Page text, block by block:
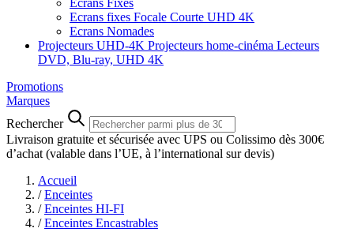
Ecrans Fixes
Ecrans fixes Focale Courte UHD 4K
Ecrans Nomades
Projecteurs UHD-4K Projecteurs home-cinéma Lecteurs
DVD, Blu-ray, UHD 4K
Promotions
Marques
Rechercher
Livraison gratuite et sécurisée avec UPS ou Colissimo dès 300€
d’achat (valable dans l’UE, à l’international sur devis)
Accueil
/ Enceintes
/ Enceintes HI-FI
/ Enceintes Encastrables